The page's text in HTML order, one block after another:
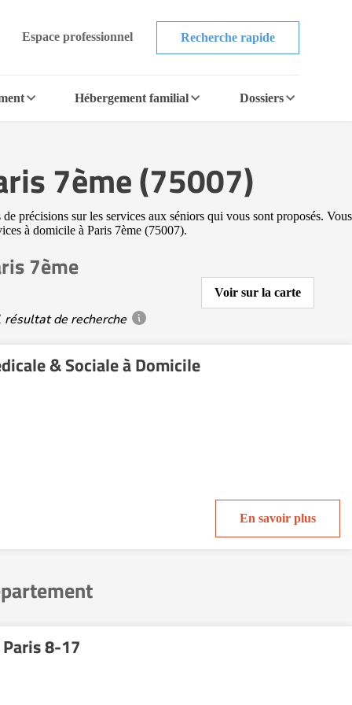
Espace professionnel Recherche rapide
Hébergement familial Dossiers
7ème (75007)
précisions sur les services aux séniors qui vous sont proposés. Vous
à domicile à Paris 7ème (75007).
7ème
résultat de recherche
Voir sur la carte
& Sociale à Domicile
En savoir plus
8-17